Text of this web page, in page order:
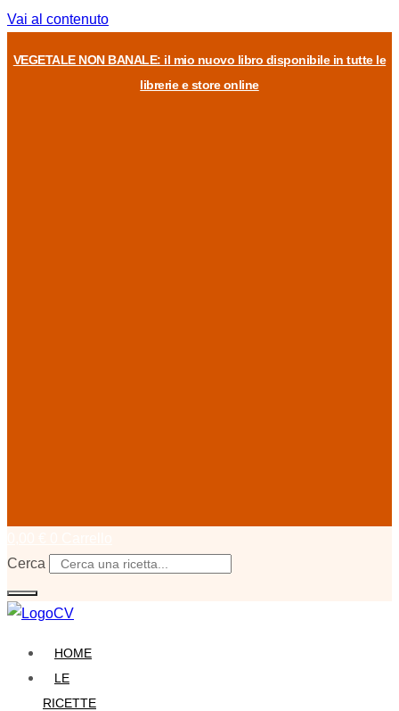
Vai al contenuto
VEGETALE NON BANALE: il mio nuovo libro disponibile in tutte le
librerie e store online
Cerca
HOME
LE
RICETTE